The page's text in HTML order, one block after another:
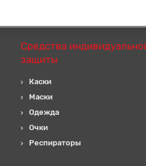
Средства
защиты
Каски
Маски
Одежда
Очки
Респираторы